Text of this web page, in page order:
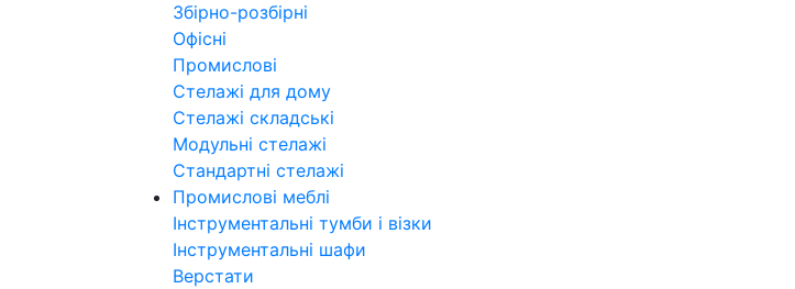
Збірно-розбірні
Офісні
Промислові
Стелажі для дому
Стелажі складські
Модульні стелажі
Стандартні стелажі
Промислові меблі
Інструментальні тумби і візки
Інструментальні шафи
Верстати